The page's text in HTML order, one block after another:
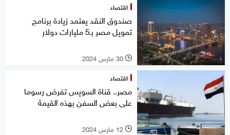
اقتصاد
صندوق النقد يعتمد زيادة برنامج
تمويل مصر بـ5 مليارات دولار
l 30 مارس 2024
اقتصاد
مصر.. قناة السويس تفرض رسوما
على بعض السفن بهذه القيمة
l 12 مارس 2024